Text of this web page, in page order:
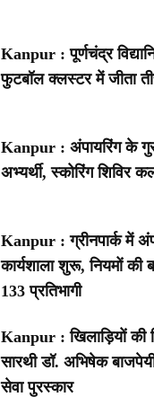
Kanpur : पूर्णचंद्र
फुटबॉल क्लस्टर में जीता
Kanpur : अंपायरिंग के
अभ्यर्थी, स्कोरिंग शिविर
Kanpur : ग्रीनपार्क में
कार्यशाला शुरू, नियमों की
133 प्रतिभागी
Kanpur : खिलाड़ियों
सारथी डॉ. अभिषेक
सेवा पुरस्कार